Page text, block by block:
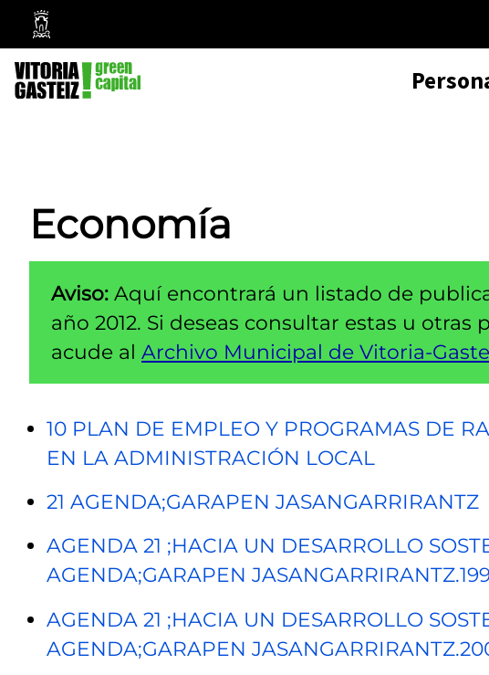
Ayuntamiento
Vitoria-
Gasteiz
Economía
Aviso: Aquí encontrará un listado de
año 2012. Si deseas consultar estas u
acude al Archivo Municipal de Vitoria-
10 PLAN DE EMPLEO Y PROGRAMAS DE
EN LA ADMINISTRACIÓN LOCAL
21 AGENDA;GARAPEN JASANGARRIRANTZ
AGENDA 21 ;HACIA UN DESARROLLO
AGENDA;GARAPEN
AGENDA 21 ;HACIA UN DESARROLLO
AGENDA;GARAPEN